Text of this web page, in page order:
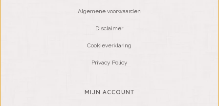
Algemene voorwaarden
Disclaimer
Cookieverklaring
Privacy Policy
MIJN ACCOUNT